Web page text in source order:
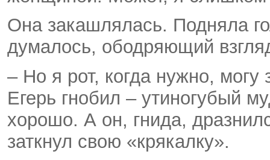
Она закашлялась. Подняла
думалось, ободряющий
– Но я рот, когда нужно, могу
Егерь гнобил – утиногубый
хорошо. А он, гнида,
заткнул свою «крякалку».